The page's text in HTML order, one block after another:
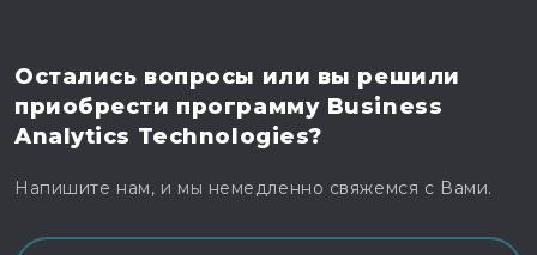
Остались вопросы или вы решили
приобрести программу Business
Analytics Technologies?
Напишите нам, и мы немедленно свяжемся с Вами.